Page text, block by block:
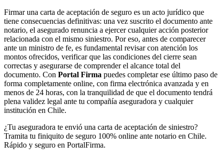
Firmar una carta de aceptación de seguro es un acto jurídico que
tiene consecuencias definitivas: una vez suscrito el documento ante
notario, el asegurado renuncia a ejercer cualquier acción posterior
relacionada con el mismo siniestro. Por eso, antes de comparecer
ante un ministro de fe, es fundamental revisar con atención los
montos ofrecidos, verificar que las condiciones del cierre sean
correctas y asegurarse de comprender el alcance total del
documento. Con Portal Firma puedes completar ese último paso de
forma completamente online, con firma electrónica avanzada y en
menos de 24 horas, con la tranquilidad de que el documento tendrá
plena validez legal ante tu compañía aseguradora y cualquier
institución en Chile.
¿Tu aseguradora te envió una carta de aceptación de siniestro?
Tramita tu finiquito de seguro 100% online ante notario en Chile.
Rápido y seguro en PortalFirma.